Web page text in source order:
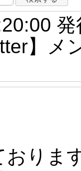
発
】
おりま